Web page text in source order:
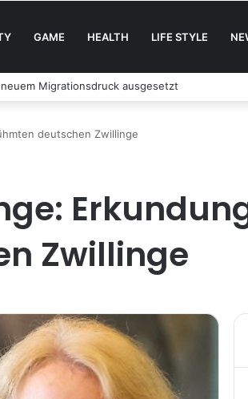
GAME HEALTH LIFE STYLE
deutschen Zwillinge
Zwillinge